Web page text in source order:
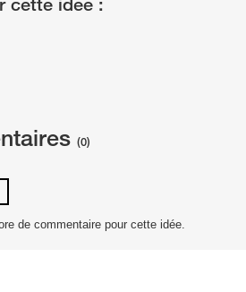
(0)
de commentaire pour cette idée.